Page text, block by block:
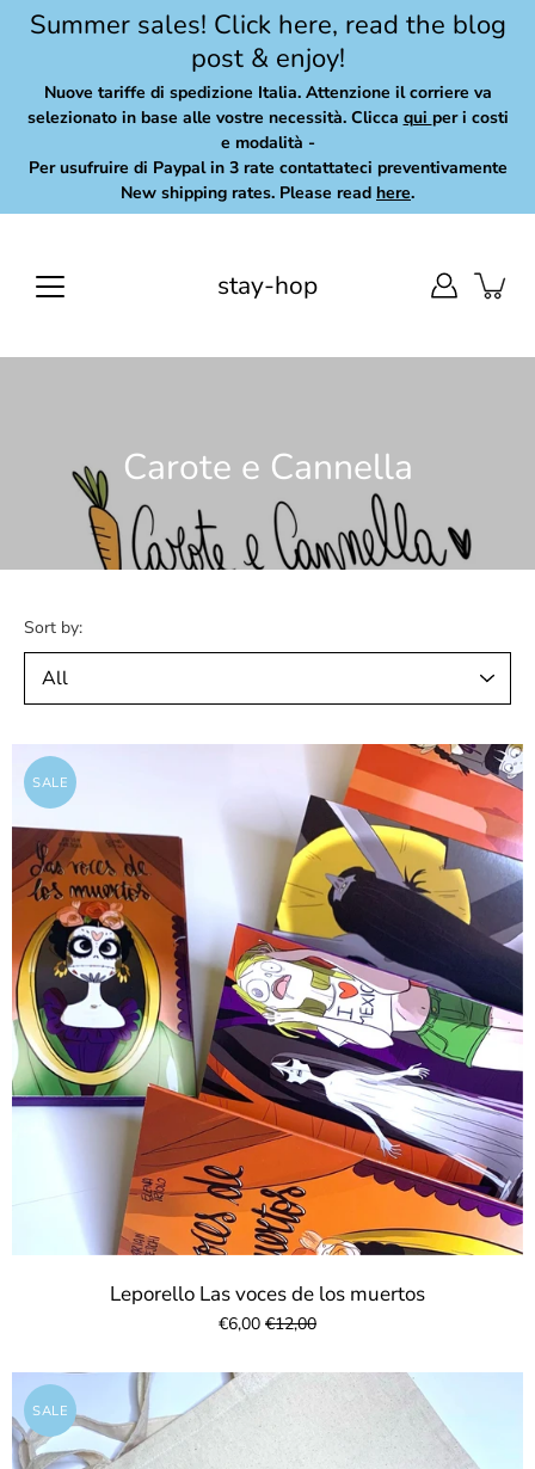
SkipSummer sales! Click here, read the blog
post & enjoy!
Nuove tariffe di spedizione Italia. Attenzione il corriere va
selezionato in base alle vostre necessità. Clicca qui per i costi
e modalità -
Per usufruire di Paypal in 3 rate contattateci preventivamente
New shipping rates. Please read here.
stay-hop
Carote e Cannella
Sort by:
SALE
Leporello Las voces de los muertos
€6,00 €12,00
SALE